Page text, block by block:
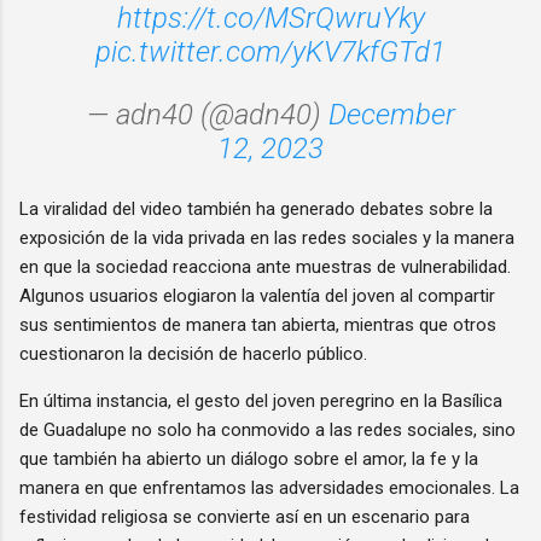
https://t.co/MSrQwruYky
pic.twitter.com/yKV7kfGTd1
— adn40 (@adn40) December
12, 2023
La viralidad del video también ha generado debates sobre la
exposición de la vida privada en las redes sociales y la manera
en que la sociedad reacciona ante muestras de vulnerabilidad.
Algunos usuarios elogiaron la valentía del joven al compartir
sus sentimientos de manera tan abierta, mientras que otros
cuestionaron la decisión de hacerlo público.
En última instancia, el gesto del joven peregrino en la Basílica
de Guadalupe no solo ha conmovido a las redes sociales, sino
que también ha abierto un diálogo sobre el amor, la fe y la
manera en que enfrentamos las adversidades emocionales. La
festividad religiosa se convierte así en un escenario para